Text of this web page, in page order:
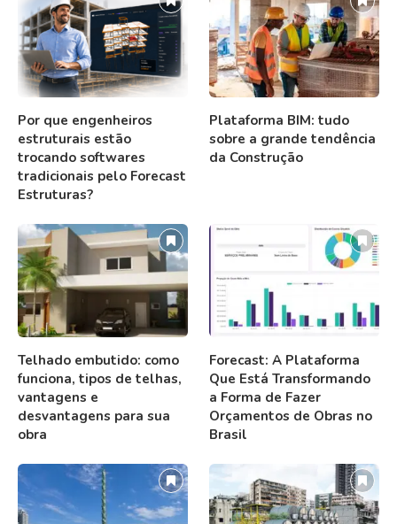
Por que engenheiros
estruturais estão
trocando softwares
tradicionais pelo Forecast
Estruturas?
Plataforma BIM: tudo
sobre a grande tendência
da Construção
Telhado embutido: como
funciona, tipos de telhas,
vantagens e
desvantagens para sua
obra
Forecast: A Plataforma
Que Está Transformando
a Forma de Fazer
Orçamentos de Obras no
Brasil